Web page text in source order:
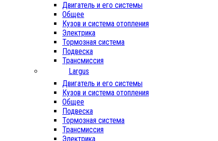
Двигатель и его системы
Общее
Кузов и система отопления
Электрика
Тормозная система
Подвеска
Трансмиссия
Largus
Двигатель и его системы
Кузов и система отопления
Общее
Подвеска
Тормозная система
Трансмиссия
Электрика